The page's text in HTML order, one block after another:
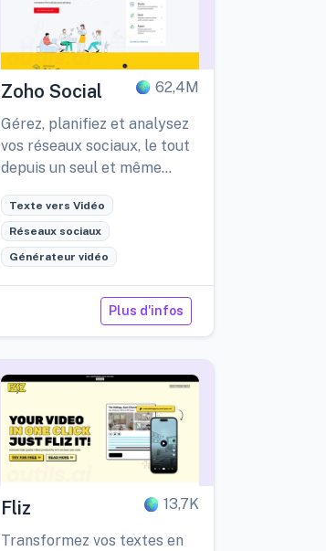
Zoho Social 62,4M
Gérez, planifiez et analysez
vos réseaux sociaux, le tout
depuis un seul et même
Texte vers Vidéo
Réseaux sociaux
Générateur vidéo
Plus d'infos
Fliz 13,7K
Transformez vos textes en